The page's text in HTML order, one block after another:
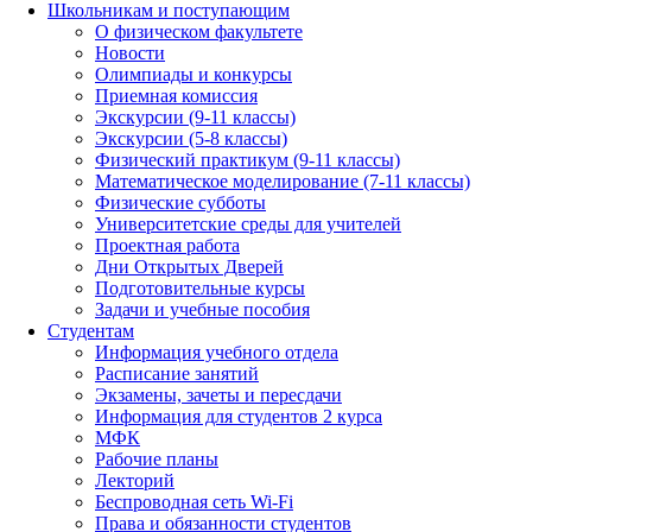
Школьникам и поступающим
О физическом факультете
Новости
Олимпиады и конкурсы
Приемная комиссия
Экскурсии (9-11 классы)
Экскурсии (5-8 классы)
Физический практикум (9-11 классы)
Математическое моделирование (7-11 классы)
Физические субботы
Университетские среды для учителей
Проектная работа
Дни Открытых Дверей
Подготовительные курсы
Задачи и учебные пособия
Студентам
Информация учебного отдела
Расписание занятий
Экзамены, зачеты и пересдачи
Информация для студентов 2 курса
МФК
Рабочие планы
Лекторий
Беспроводная сеть Wi-Fi
Права и обязанности студентов